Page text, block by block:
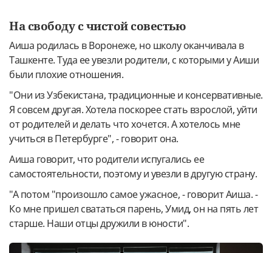
На свободу с чистой совестью
Аиша родилась в Воронеже, но школу оканчивала в
Ташкенте. Туда ее увезли родители, с которыми у Аиши
были плохие отношения.
"Они из Узбекистана, традиционные и консервативные.
Я совсем другая. Хотела поскорее стать взрослой, уйти
от родителей и делать что хочется. А хотелось мне
учиться в Петербурге", - говорит она.
Аиша говорит, что родители испугались ее
самостоятельности, поэтому и увезли в другую страну.
"А потом "произошло самое ужасное, - говорит Аиша. -
Ко мне пришел свататься парень, Умид, он на пять лет
старше. Наши отцы дружили в юности".